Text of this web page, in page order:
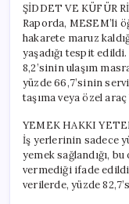
ŞİDDET VE KÜFÜR
Raporda, MESEM’li
hakarete maruz
yaşadığı tespit
8,2’sinin ulaşım
yüzde 66,7’sinin
taşıma veya özel
YEMEK HAKKI
İş yerlerinin sadece
yemek sağlandığı,
vermediği ifade
verilerde, yüzde